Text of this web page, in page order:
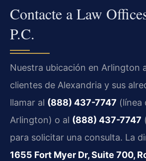
Contacte a Law
P.C.
Nuestra ubicación en Arlington
clientes de Alexandria y sus
llamar al (888) 437-7747 (línea
Arlington) o al (888) 437-7747
para solicitar una consulta. La
1655 Fort Myer Dr, Suite 700,